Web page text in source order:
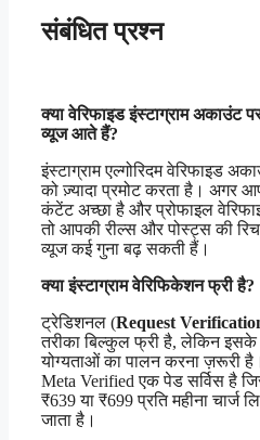
संबंधित प्रश्न
क्या वेरिफाइड इंस्टाग्राम अकाउंट
व्यूज आते हैं?
इंस्टाग्राम एल्गोरिदम वेरिफाइड
को ज़्यादा प्रमोट करता है। अगर
कंटेंट अच्छा है और प्रोफाइल
तो आपकी रील्स और पोस्ट्स की
व्यूज कई गुना बढ़ सकती हैं।
क्या इंस्टाग्राम वेरिफिकेशन फ्री है?
ट्रेडिशनल (Request
तरीका बिल्कुल फ्री है, लेकिन इसके
योग्यताओं का पालन करना ज़रूरी
Meta Verified एक पेड सर्विस है
₹639 या ₹699 प्रति महीना चार्ज
जाता है।